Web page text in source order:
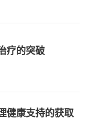
疗的突破
健康支持的获取